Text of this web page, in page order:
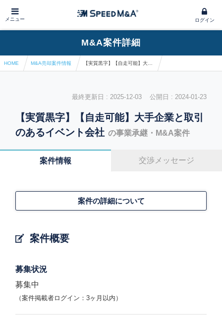
メニュー ログイン
M&A案件詳細
HOME M&A売却案件情報
最終更新日 : 2025-12-03 公開日 : 2024-01-23
【実質黒字】【自走可能】大手企業と取引
のあるイベント会社 の事業承継・M&A案件
案件情報 交渉メッセージ
案件概要
案件の詳細について
募集状況
募集中
（案件掲載者ログイン：3ヶ月以内）